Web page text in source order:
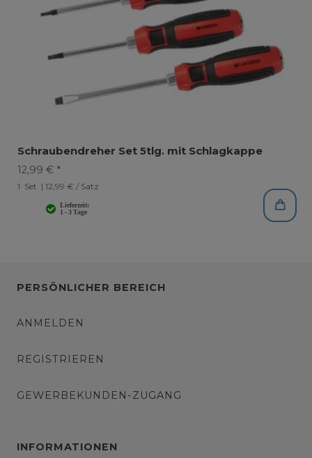
Schraubendreher Set 5tlg. mit Schlagkappe
12,99 € *
1 Set | 12,99 € / Satz
PERSÖNLICHER BEREICH
ANMELDEN
REGISTRIEREN
GEWERBEKUNDEN-ZUGANG
INFORMATIONEN